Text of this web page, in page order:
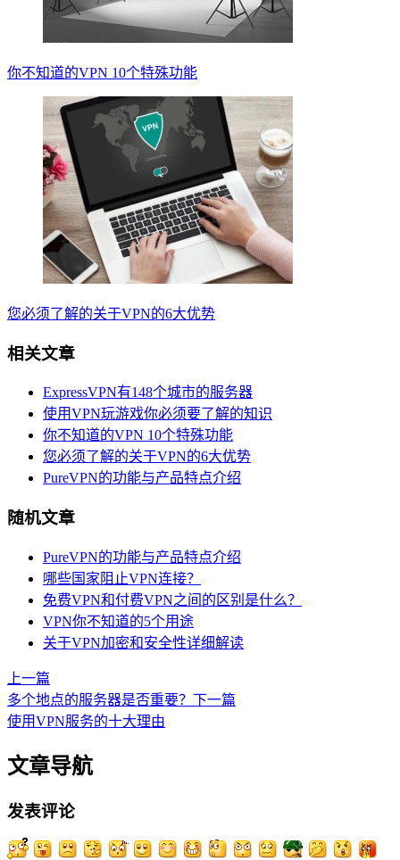
你不知道的VPN 10个特殊功能
您必须了解的关于VPN的6大优势
相关文章
ExpressVPN有148个城市的服务器
使用VPN玩游戏你必须要了解的知识
你不知道的VPN 10个特殊功能
您必须了解的关于VPN的6大优势
PureVPN的功能与产品特点介绍
随机文章
PureVPN的功能与产品特点介绍
哪些国家阻止VPN连接？
免费VPN和付费VPN之间的区别是什么？
VPN你不知道的5个用途
关于VPN加密和安全性详细解读
上一篇
多个地点的服务器是否重要？ 下一篇
使用VPN服务的十大理由
文章导航
发表评论